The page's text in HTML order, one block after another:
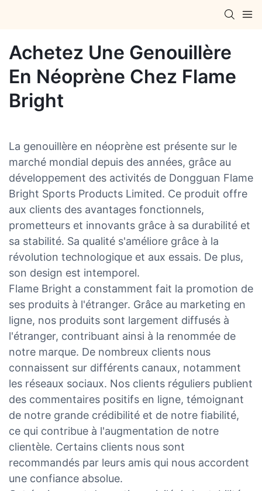
Achetez Une Genouillère
En Néoprène Chez Flame
Bright
La genouillère en néoprène est présente sur le
marché mondial depuis des années, grâce au
développement des activités de Dongguan Flame
Bright Sports Products Limited. Ce produit offre
aux clients des avantages fonctionnels,
prometteurs et innovants grâce à sa durabilité et
sa stabilité. Sa qualité s'améliore grâce à la
révolution technologique et aux essais. De plus,
son design est intemporel.
Flame Bright a constamment fait la promotion de
ses produits à l'étranger. Grâce au marketing en
ligne, nos produits sont largement diffusés à
l'étranger, contribuant ainsi à la renommée de
notre marque. De nombreux clients nous
connaissent sur différents canaux, notamment
les réseaux sociaux. Nos clients réguliers publient
des commentaires positifs en ligne, témoignant
de notre grande crédibilité et de notre fiabilité,
ce qui contribue à l'augmentation de notre
clientèle. Certains clients nous sont
recommandés par leurs amis qui nous accordent
une confiance absolue.